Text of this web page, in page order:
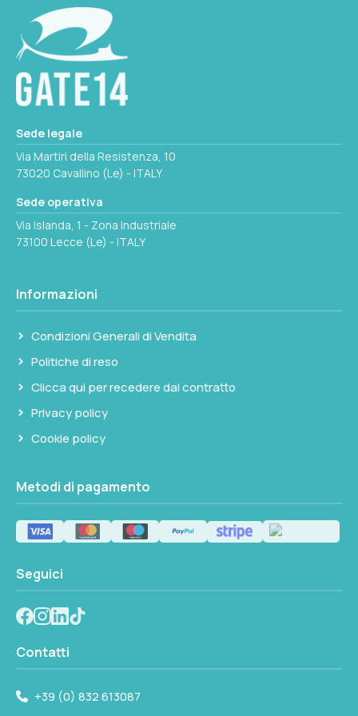
Ø
7mm
A
10mm
B
15mm
C
38mm
19.8mm
Seleziona questa variante
FILETTO
1/4" x 13
Acciaio inox
7mm
18.5mm
C
42mm
18mm
Seleziona questa variante
Sede legale
Via Martiri della Resistenza, 10
73020 Cavallino (Le) - ITALY
Sede operativa
Via Islanda, 1 - Zona Industriale
73100 Lecce (Le) - ITALY
Informazioni
Condizioni Generali di Vendita
Politiche di reso
Clicca qui per recedere dal contratto
Privacy policy
Cookie policy
Metodi di pagamento
Seguici
Contatti
+39 (0) 832 613087